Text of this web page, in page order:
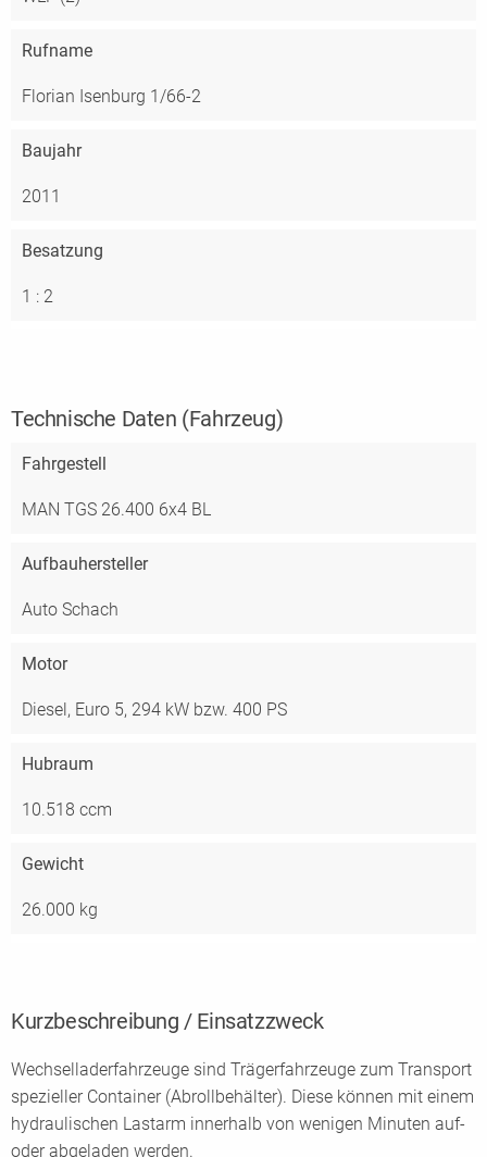
Rufname
Florian Isenburg 1/66-2
Baujahr
2011
Besatzung
1 : 2
Technische Daten (Fahrzeug)
Fahrgestell
MAN TGS 26.400 6x4 BL
Aufbauhersteller
Auto Schach
Motor
Diesel, Euro 5, 294 kW bzw. 400 PS
Hubraum
10.518 ccm
Gewicht
26.000 kg
Kurzbeschreibung / Einsatzzweck
Wechselladerfahrzeuge sind Trägerfahrzeuge zum Transport
spezieller Container (Abrollbehälter). Diese können mit einem
hydraulischen Lastarm innerhalb von wenigen Minuten auf-
oder abgeladen werden.